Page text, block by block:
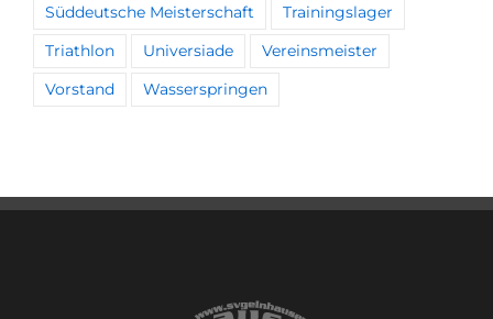
Süddeutsche Meisterschaft Trainingslager
Triathlon Universiade Vereinsmeister
Vorstand Wasserspringen